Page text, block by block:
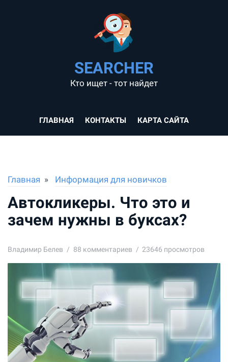
SEARCHER
Кто ищет - тот найдет
ГЛАВНАЯ КОНТАКТЫ КАРТА САЙТА
Главная Информация для новичков
Автокликеры. Что это и
зачем нужны в буксах?
Владимир Белев 88 комментариев 23646 просмотров